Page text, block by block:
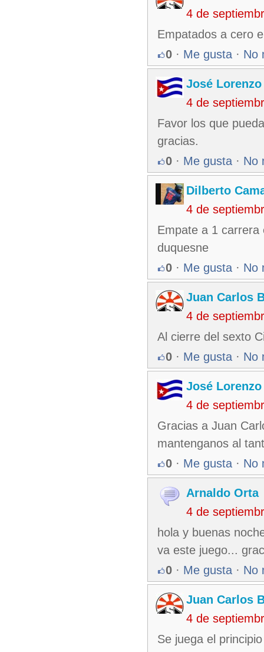
4 de
Empatados a cero
0 · Me gusta · No
José
4 de
Favor los que
gracias.
0 · Me gusta · No
Dilberto
4 de
Empate a 1 carrera
duquesne
0 · Me gusta · No
Juan Carlos
4 de
Al cierre del sexto
0 · Me gusta · No
José
4 de
Gracias a Juan
mantenganos al
0 · Me gusta · No
Arnaldo Orta
4 de
hola y buenas
va este juego...
0 · Me gusta · No
Juan Carlos
4 de
Se juega el